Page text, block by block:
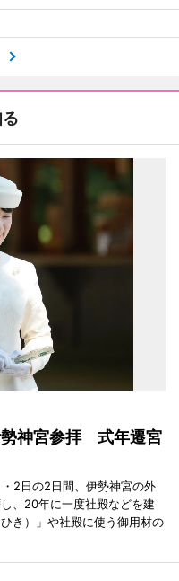
勢神宮参拝 式年遷宮
2日の2日間、伊勢神宮の外
、20年に一度社殿などを建
き）」や社殿に使う御用材の